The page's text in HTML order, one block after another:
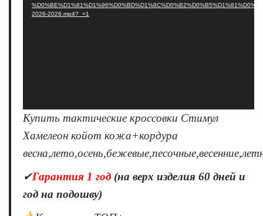
2026-2026.mp4?_=1
Купить тактические кроссовки Стимул
Хамелеон койот кожа+кордура
✔Гарантия 1 год (на верх изделия 60 дней и
год на подошву)